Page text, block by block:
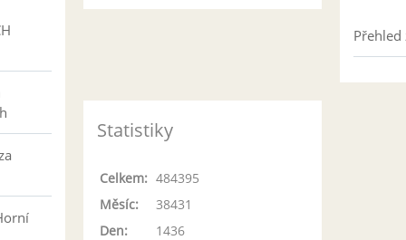
Statistiky
Celkem: 484395
Měsíc:
38431
Den:
1436